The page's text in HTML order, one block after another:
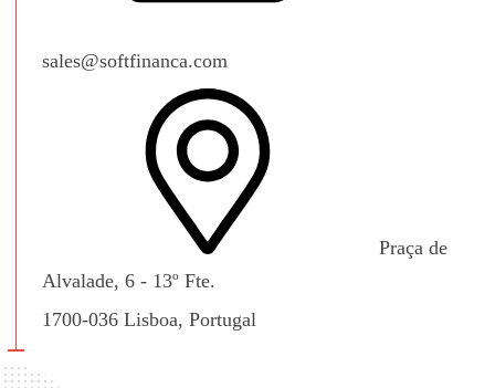
sales@softfinanca.com
Praça de
Alvalade, 6 - 13º Fte.
1700-036 Lisboa, Portugal